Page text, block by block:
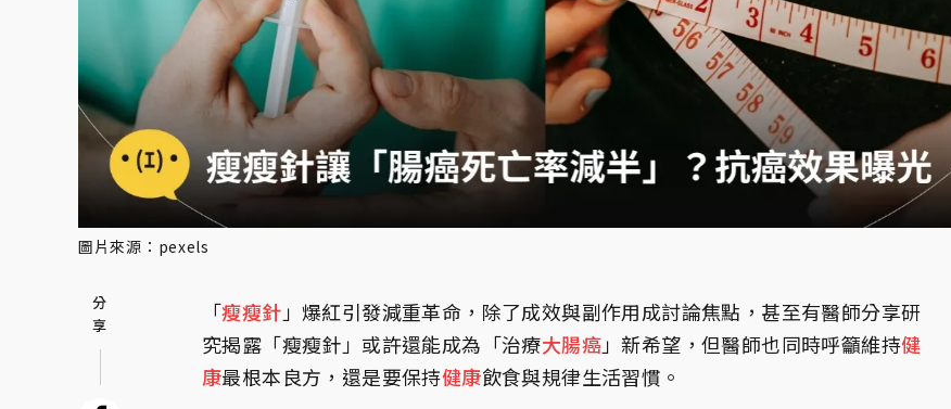
圖片來源：pexels
「瘦瘦針 」爆紅引發減重革命，除了成效與副作用成討論焦點，甚至有醫師分享研
究揭露「瘦瘦針」或許還能成為「治療大腸癌」新希望，但醫師也同時呼籲維持健
康最根本良方，還是要保持健康飲食與規律生活習慣。